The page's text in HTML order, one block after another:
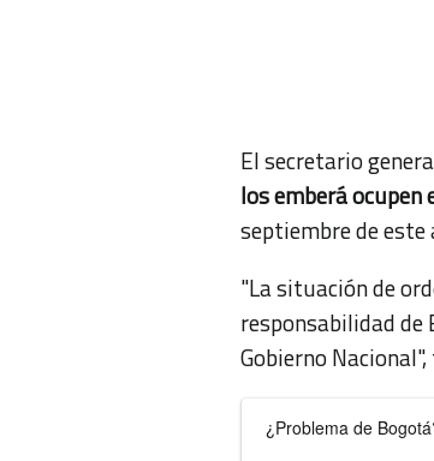
El secretario
los emberá ocupen
septiembre de este
"La situación de
responsabilidad de
Gobierno
¿Problema de